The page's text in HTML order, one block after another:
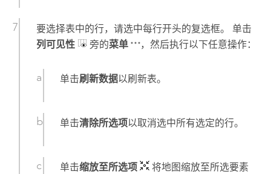
要选择表中的行，请选中每行开头的复选框。 单击
列可见性
旁的菜单 ，然后执行以下任意操作：
单击刷新数据以刷新表。
单击清除所选项以取消选中所有选定的行。
单击缩放至所选项
将地图缩放至所选要素